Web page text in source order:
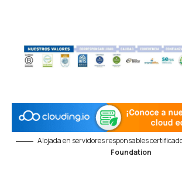
Alojada en servidores responsables
Foundation